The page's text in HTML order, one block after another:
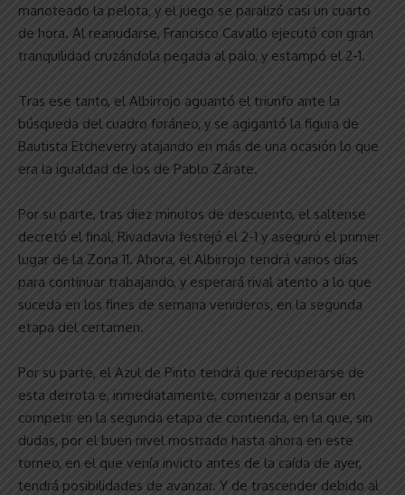
manoteado la pelota, y el juego se paralizó casi un cuarto
de hora. Al reanudarse, Francisco Cavallo ejecutó con gran
tranquilidad cruzándola pegada al palo, y estampó el 2-1.
Tras ese tanto, el Albirrojo aguantó el triunfo ante la
búsqueda del cuadro foráneo, y se agigantó la figura de
Bautista Etcheverry atajando en más de una ocasión lo que
era la igualdad de los de Pablo Zárate.
Por su parte, tras diez minutos de descuento, el saltense
decretó el final, Rivadavia festejó el 2-1 y aseguró el primer
lugar de la Zona 11. Ahora, el Albirrojo tendrá varios días
para continuar trabajando, y esperará rival atento a lo que
suceda en los fines de semana venideros, en la segunda
etapa del certamen.
Por su parte, el Azul de Pinto tendrá que recuperarse de
esta derrota e, inmediatamente, comenzar a pensar en
competir en la segunda etapa de contienda, en la que, sin
dudas, por el buen nivel mostrado hasta ahora en este
torneo, en el que venía invicto antes de la caída de ayer,
tendrá posibilidades de avanzar. Y de trascender debido al